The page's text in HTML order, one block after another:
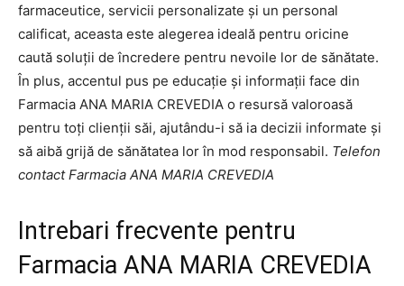
farmaceutice, servicii personalizate și un personal
calificat, aceasta este alegerea ideală pentru oricine
caută soluții de încredere pentru nevoile lor de sănătate.
În plus, accentul pus pe educație și informații face din
Farmacia ANA MARIA CREVEDIA o resursă valoroasă
pentru toți clienții săi, ajutându-i să ia decizii informate și
să aibă grijă de sănătatea lor în mod responsabil. Telefon
contact Farmacia ANA MARIA CREVEDIA
Intrebari frecvente pentru
Farmacia ANA MARIA CREVEDIA